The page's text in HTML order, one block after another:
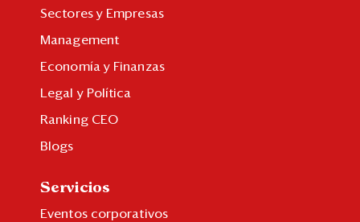
Sectores y Empresas
Management
Economía y Finanzas
Legal y Política
Ranking CEO
Blogs
Servicios
Eventos corporativos